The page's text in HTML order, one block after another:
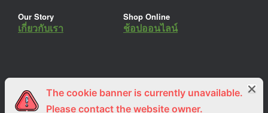
Our Story
เกี่ยวกับเรา
Shop Online
ช้อปออนไลน์
ร่วมงานกับเรา
สมัครงาน
Lemon Farm Cafe
ร้านอาหารอินทรีย์
The cookie banner is currently unavailable.
Please contact the website owner.